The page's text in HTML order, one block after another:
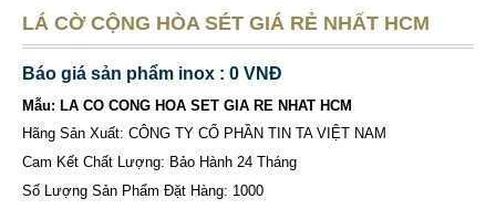
LÁ CỜ CỘNG HÒA SÉT GIÁ RẺ NHẤT HCM
Báo giá sản phẩm inox : 0 VNĐ
Mẫu: LA CO CONG HOA SET GIA RE NHAT HCM
Hãng Sản Xuất: CÔNG TY CỔ PHẦN TIN TA VIỆT NAM
Cam Kết Chất Lượng: Bảo Hành 24 Tháng
Số Lượng Sản Phẩm Đặt Hàng: 1000